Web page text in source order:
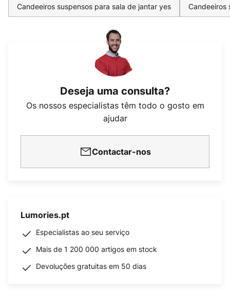
Candeeiros suspensos para sala de jantar yes Candeeiros
Deseja uma consulta?
Os nossos especialistas têm todo o gosto em
ajudar
Contactar-nos
Lumories.pt
Especialistas ao seu serviço
Mais de 1 200 000 artigos em stock
Devoluções gratuitas em 50 dias